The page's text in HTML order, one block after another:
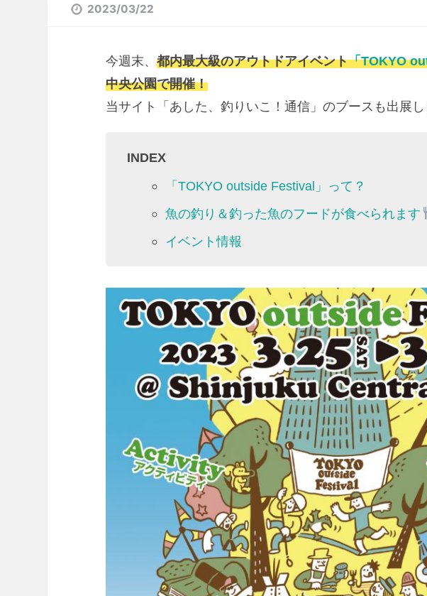
2023/03/22
今週末、 都内最大級のアウトドアイベント「TOKYO
中央公園で開催！
当サイト「あした、釣りいこ！通信」のブースも出展
INDEX
「TOKYO outside Festival」って？
魚の釣り＆釣った魚のフードが食べられます
イベント情報